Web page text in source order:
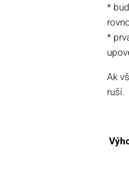
*
*
Ak
ruší.